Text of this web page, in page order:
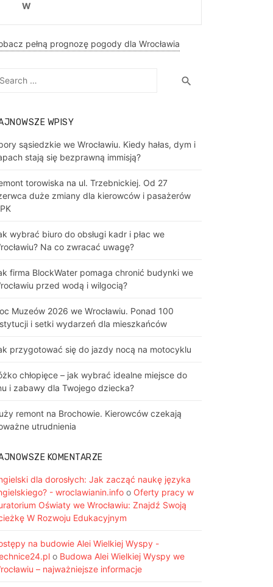
W
pełną prognozę pogody dla Wrocławia
search
WPISY
sąsiedzkie we Wrocławiu. Kiedy hałas, dym i
stają się bezprawną immisją?
torowiska na ul. Trzebnickiej. Od 27
duże zmiany dla kierowców i pasażerów
wybrać biuro do obsługi kadr i płac we
Na co zwracać uwagę?
firma BlockWater pomaga chronić budynki we
przed wodą i wilgocią?
Muzeów 2026 we Wrocławiu. Ponad 100
i setki wydarzeń dla mieszkańców
przygotować się do jazdy nocą na motocyklu
chłopięce – jak wybrać idealne miejsce do
i zabawy dla Twojego dziecka?
remont na Brochowie. Kierowców czekają
utrudnienia
KOMENTARZE
dla dorosłych: Jak zacząć naukę języka
- wroclawianin.infoo Oferty pracy w
Oświaty we Wrocławiu: Znajdź Swoją
W Rozwoju Edukacyjnym
na budowie Alei Wielkiej Wyspy -
o Budowa Alei Wielkiej Wyspy we
– najważniejsze informacje